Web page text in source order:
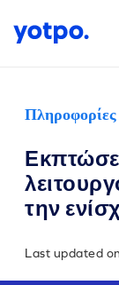
Πληροφορίες
την
Last updated